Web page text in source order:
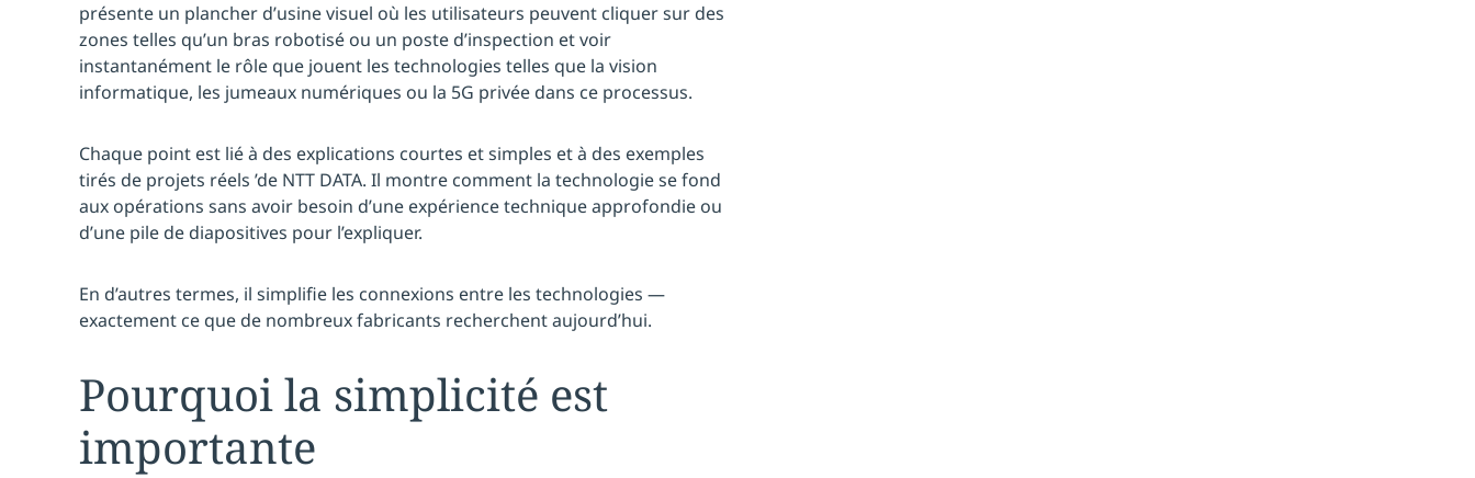
présente un plancher d’usine visuel où les utilisateurs peuvent cliquer sur des
zones telles qu’un bras robotisé ou un poste d’inspection et voir
instantanément le rôle que jouent les technologies telles que la vision
informatique, les jumeaux numériques ou la 5G privée dans ce processus.
Chaque point est lié à des explications courtes et simples et à des exemples
tirés de projets réels ’de NTT DATA. Il montre comment la technologie se fond
aux opérations sans avoir besoin d’une expérience technique approfondie ou
d’une pile de diapositives pour l’expliquer.
En d’autres termes, il simplifie les connexions entre les technologies —
exactement ce que de nombreux fabricants recherchent aujourd’hui.
Pourquoi la simplicité est
importante